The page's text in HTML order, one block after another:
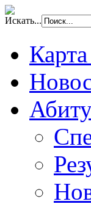
Искать...